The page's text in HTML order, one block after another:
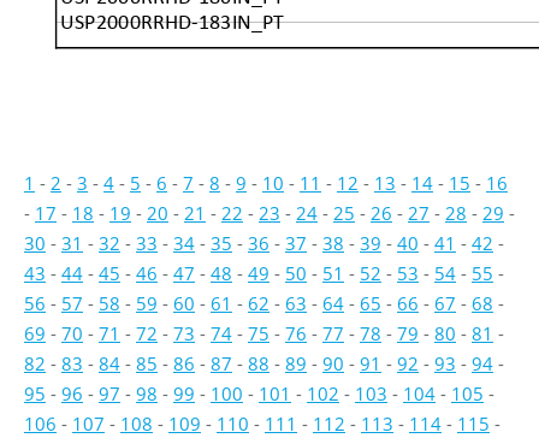
USP2000RRHD-183IN_PT
1 - 2 - 3 - 4 - 5 - 6 - 7 - 8 - 9 - 10 - 11 - 12 - 13 - 14 - 15 - 16
- 17 - 18 - 19 - 20 - 21 - 22 - 23 - 24 - 25 - 26 - 27 - 28 - 29 -
30 - 31 - 32 - 33 - 34 - 35 - 36 - 37 - 38 - 39 - 40 - 41 - 42 -
43 - 44 - 45 - 46 - 47 - 48 - 49 - 50 - 51 - 52 - 53 - 54 - 55 -
56 - 57 - 58 - 59 - 60 - 61 - 62 - 63 - 64 - 65 - 66 - 67 - 68 -
69 - 70 - 71 - 72 - 73 - 74 - 75 - 76 - 77 - 78 - 79 - 80 - 81 -
82 - 83 - 84 - 85 - 86 - 87 - 88 - 89 - 90 - 91 - 92 - 93 - 94 -
95 - 96 - 97 - 98 - 99 - 100 - 101 - 102 - 103 - 104 - 105 -
106 - 107 - 108 - 109 - 110 - 111 - 112 - 113 - 114 - 115 -